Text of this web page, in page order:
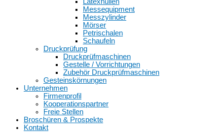
Messequipment
Messzylinder
Mörser
Petrischalen
Schaufeln
Druckprüfung
Druckprüfmaschinen
Gestelle / Vorrichtungen
Zubehör Druckprüfmaschinen
Gesteinskörnungen
Unternehmen
Firmenprofil
Kooperationspartner
Freie Stellen
Broschüren & Prospekte
Kontakt